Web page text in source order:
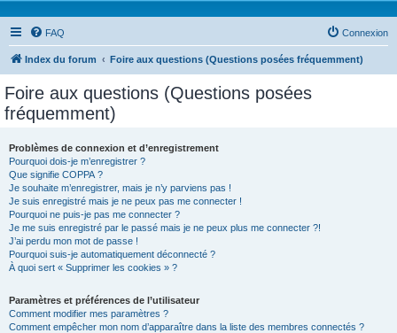
FAQ Connexion
Index du forum Foire aux questions (Questions posées fréquemment)
Foire aux questions (Questions posées
fréquemment)
Problèmes de connexion et d’enregistrement
Pourquoi dois-je m’enregistrer ?
Que signifie COPPA ?
Je souhaite m’enregistrer, mais je n’y parviens pas !
Je suis enregistré mais je ne peux pas me connecter !
Pourquoi ne puis-je pas me connecter ?
Je me suis enregistré par le passé mais je ne peux plus me connecter ?!
J’ai perdu mon mot de passe !
Pourquoi suis-je automatiquement déconnecté ?
À quoi sert « Supprimer les cookies » ?
Paramètres et préférences de l’utilisateur
Comment modifier mes paramètres ?
Comment empêcher mon nom d’apparaître dans la liste des membres connectés ?